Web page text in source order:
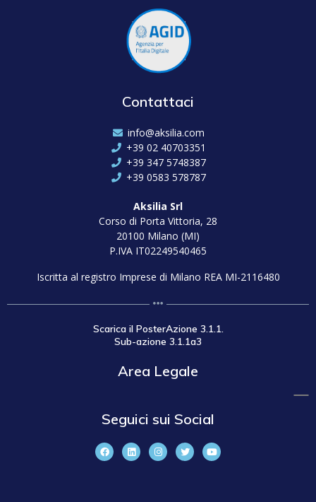
Contattaci
info@aksilia.com
+39 02 40703351
+39 347 5748387
+39 0583 578787
Aksilia Srl
Corso di Porta Vittoria, 28
20100 Milano (MI)
P.IVA IT02249540465
Iscritta al registro Imprese di Milano REA MI-2116480
Scarica il PosterAzione 3.1.1.
Sub-azione 3.1.1a3
Area Legale
Seguici sui Social